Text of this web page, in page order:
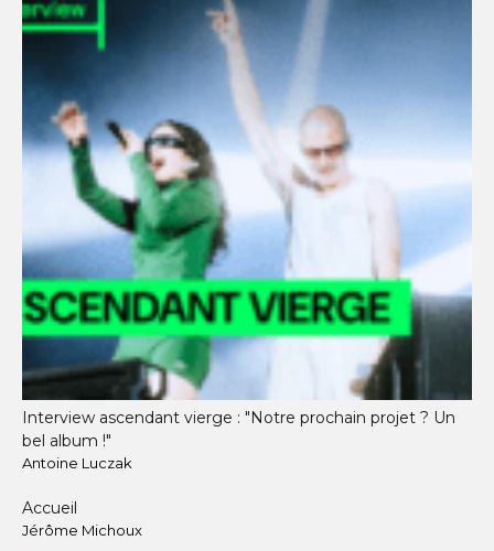
Interview ascendant vierge : "Notre prochain projet ? Un
bel album !"
Antoine Luczak
Accueil
Jérôme Michoux